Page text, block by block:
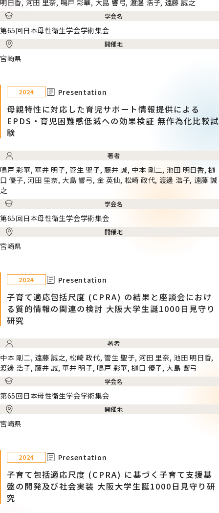
明日香, 河田 里奈, 鳴戸 彩華, 大島 響弓, 渡邊 浩子, 遠藤 誠之
学会名
第65回日本母性衛生学会学術集会
開催地
宮崎県
2024 Presentation
母親特性に対応した育児サポート情報提供による
EPDS・育児困難感低減への効果検証 無作為化比較試
験
著者
鳴戸 彩華, 華井 明子, 管生 聖子, 藤井 誠, 中本 剛二, 池田 明日香, 樋
口 優子, 河田 里奈, 大島 響弓, 金 英仙, 松崎 政代, 渡邊 浩子, 遠藤 誠
之
学会名
第65回日本母性衛生学会学術集会
開催地
宮崎県
2024 Presentation
子育て適応包括尺度 (CPRA) の結果と座談会におけ
る質的情報の関連の検討 大阪大学生誕1000日見守り
研究
著者
中本 剛二, 遠藤 誠之, 松崎 政代, 管生 聖子, 河田 里奈, 池田 明日香,
渡邊 浩子, 藤井 誠, 華井 明子, 鳴戸 彩華, 樋口 優子, 大島 響弓
学会名
第65回日本母性衛生学会学術集会
開催地
宮崎県
2024 Presentation
子育て包括適応尺度 (CPRA) に基づく子育て支援基
盤の開発及び社会実装 大阪大学生誕1000日見守り研
究